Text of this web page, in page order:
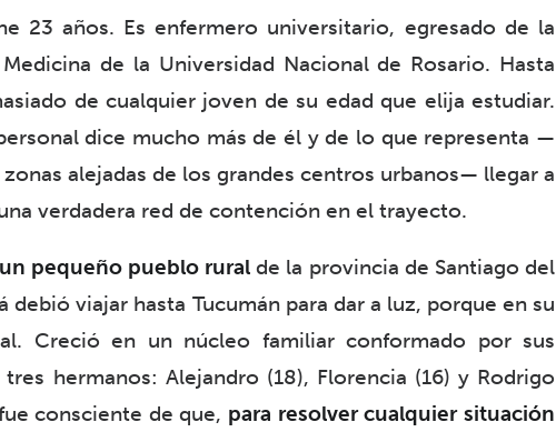
23 años. Es enfermero universitario, egresado de la
de la Universidad Nacional de Rosario. Hasta
de cualquier joven de su edad que elija estudiar.
dice mucho más de él y de lo que representa —
alejadas de los grandes centros urbanos— llegar a
verdadera red de contención en el trayecto.
pequeño pueblo rural de la provincia de Santiago del
debió viajar hasta Tucumán para dar a luz, porque en su
Creció en un núcleo familiar conformado por sus
hermanos: Alejandro (18), Florencia (16) y Rodrigo
consciente de que, para resolver cualquier situación